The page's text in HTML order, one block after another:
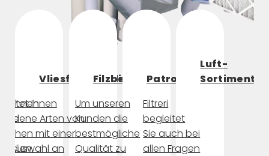
Vliesfiltermedien
Ihnen
Filzbeutel
bietet Ihnen
Arten von
mit einer
Auswahl an
Patronen
Um unseren
Kunden die
bestmögliche
Qualität zu
Luft-
Sortiment
Filtreri
begleitet
Sie auch bei
allen Fragen